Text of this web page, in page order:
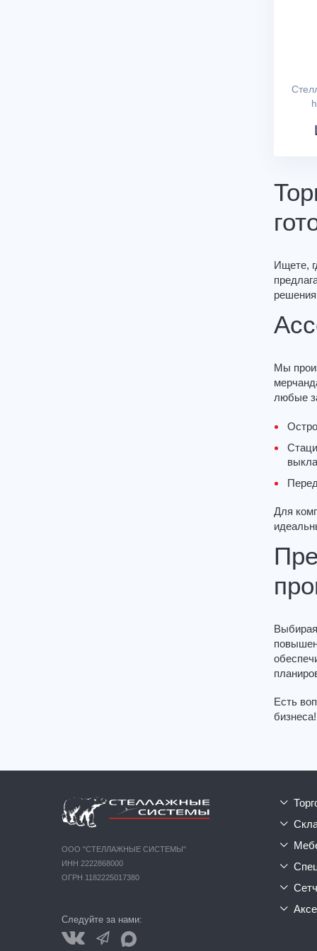
Ищете,
Мы
любые
Для
Есть
бизнеса!
ООО "СТЕЛЛАЖНЫЕ СИСТЕМЫ"
ИНН 2222868000
ОГРН 1182225017380
Следуйте за нами: